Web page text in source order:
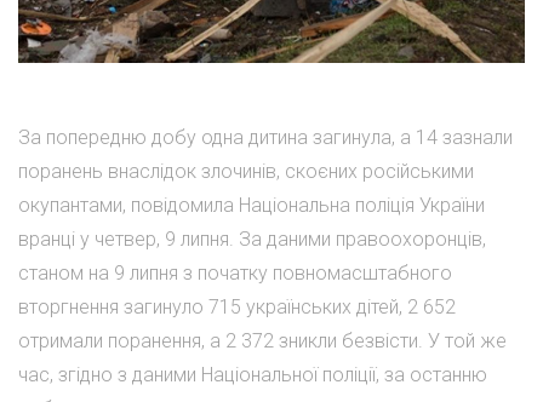
За попередню добу одна дитина загинула, а 14 зазнали
поранень внаслідок злочинів, скоєних російськими
окупантами, повідомила Національна поліція України
вранці у четвер, 9 липня. За даними правоохоронців,
станом на 9 липня з початку повномасштабного
вторгнення загинуло 715 українських дітей, 2 652
отримали поранення, а 2 372 зникли безвісти. У той же
час, згідно з даними Національної поліції, за останню